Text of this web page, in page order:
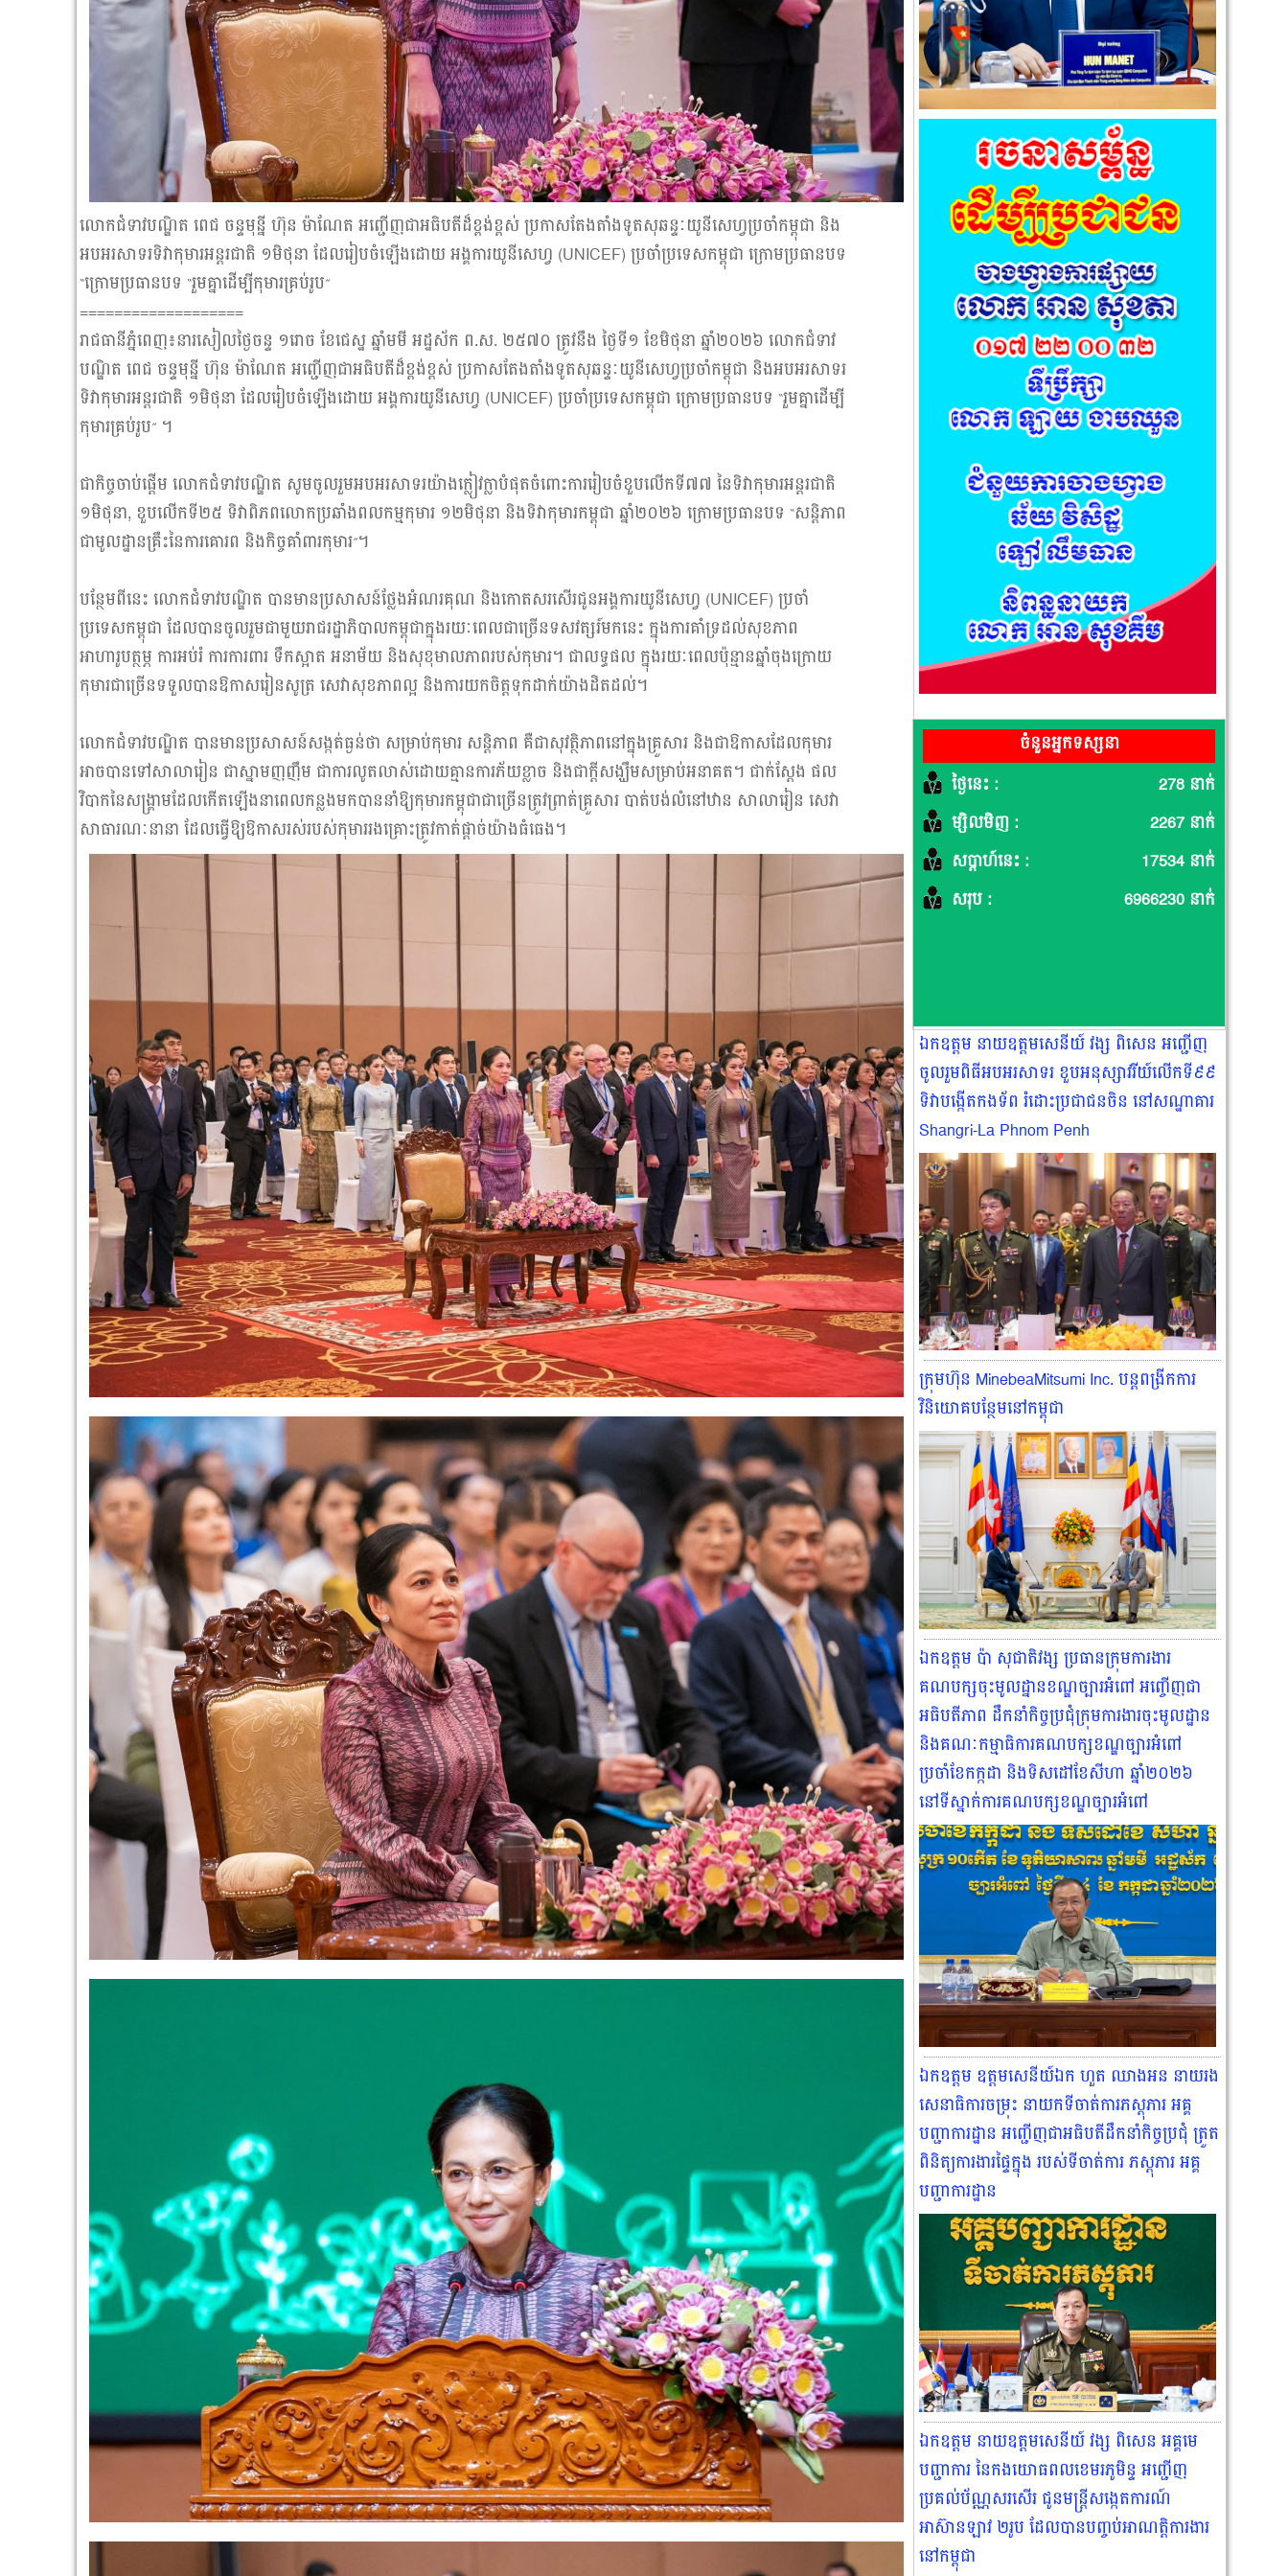
លោកជំទាវបណ្ឌិត ពេជ ចន្ទមុន្នី ហ៊ុន ម៉ាណែត អញ្ជើញជាអធិបតីដ៏ខ្ពង់ខ្ពស់ ប្រកាសតែងតាំងទូតសុឆន្ទៈយូនីសេហ្វប្រចាំកម្ពុជា និង
អបអរសាទរទិវាកុមារអន្តរជាតិ ១មិថុនា ដែលរៀបចំឡើងដោយ អង្គការយូនីសេហ្វ (UNICEF) ប្រចាំប្រទេសកម្ពុជា ក្រោមប្រធានបទ
“ក្រោមប្រធានបទ “រួមគ្នាដើម្បីកុមារគ្រប់រូប”
===================
រាជធានីភ្នំពេញ៖នារសៀលថ្ងៃចន្ទ ១រោច ខែជេស្ឋ ឆ្នាំមមី អដ្ឋស័ក ព.ស. ២៥៧០ ត្រូវនឹង ថ្ងៃទី១ ខែមិថុនា ឆ្នាំ២០២៦ លោកជំទាវ
បណ្ឌិត ពេជ ចន្ទមុន្នី ហ៊ុន ម៉ាណែត អញ្ជើញជាអធិបតីដ៏ខ្ពង់ខ្ពស់ ប្រកាសតែងតាំងទូតសុឆន្ទៈយូនីសេហ្វប្រចាំកម្ពុជា និងអបអរសាទរ
ទិវាកុមារអន្តរជាតិ ១មិថុនា ដែលរៀបចំឡើងដោយ អង្គការយូនីសេហ្វ (UNICEF) ប្រចាំប្រទេសកម្ពុជា ក្រោមប្រធានបទ “រួមគ្នាដើម្បី
កុមារគ្រប់រូប” ។
ជាកិច្ចចាប់ផ្តើម លោកជំទាវបណ្ឌិត សូមចូលរួមអបអរសាទរយ៉ាងក្លៀវក្លាបំផុតចំពោះការរៀបចំខួបលើកទី៧៧ នៃទិវាកុមារអន្តរជាតិ
១មិថុនា, ខួបលើកទី២៥ ទិវាពិភពលោកប្រឆាំងពលកម្មកុមារ ១២មិថុនា និងទិវាកុមារកម្ពុជា ឆ្នាំ២០២៦ ក្រោមប្រធានបទ “សន្តិភាព
ជាមូលដ្ឋានគ្រឹះនៃការគោរព និងកិច្ចគាំពារកុមារ”។
បន្ថែមពីនេះ លោកជំទាវបណ្ឌិត បានមានប្រសាសន៍ថ្លែងអំណរគុណ និងកោតសរសើរជូនអង្គការយូនីសេហ្វ (UNICEF) ប្រចាំ
ប្រទេសកម្ពុជា ដែលបានចូលរួមជាមួយរាជរដ្ឋាភិបាលកម្ពុជាក្នុងរយៈពេលជាច្រើនទសវត្សរ៍មកនេះ ក្នុងការគាំទ្រដល់សុខភាព
អាហារូបត្ថម្ភ ការអប់រំ ការការពារ ទឹកស្អាត អនាម័យ និងសុខុមាលភាពរបស់កុមារ។ ជាលទ្ធផល ក្នុងរយៈពេលប៉ុន្មានឆ្នាំចុងក្រោយ
កុមារជាច្រើនទទួលបានឱកាសរៀនសូត្រ សេវាសុខភាពល្អ និងការយកចិត្តទុកដាក់យ៉ាងដិតដល់។
លោកជំទាវបណ្ឌិត បានមានប្រសាសន៍សង្កត់ធ្ងន់ថា សម្រាប់កុមារ សន្តិភាព គឺជាសុវត្ថិភាពនៅក្នុងគ្រួសារ និងជាឱកាសដែលកុមារ
អាចបានទៅសាលារៀន ជាស្នាមញញឹម ជាការលូតលាស់ដោយគ្មានការភ័យខ្លាច និងជាក្តីសង្ឃឹមសម្រាប់អនាគត។ ជាក់ស្តែង ផល
វិបាកនៃសង្គ្រាមដែលកើតឡើងនាពេលកន្លងមកបាននាំឱ្យកុមារកម្ពុជាជាច្រើនត្រូវព្រាត់គ្រួសារ បាត់បង់លំនៅឋាន សាលារៀន សេវា
សាធារណៈនានា ដែលធ្វើឱ្យឱកាសរស់របស់កុមាររងគ្រោះត្រូវកាត់ផ្តាច់យ៉ាងធំធេង។
ចំនួនអ្នកទស្សនា
ថ្ងៃនេះ :
278 នាក់
ម្សិលមិញ :
2267 នាក់
សប្តាហ៍នេះ :
17534 នាក់
សរុប :
6966230 នាក់
ឯកឧត្តម នាយឧត្ដមសេនីយ៍ វង្ស ពិសេន អញ្ជើញ
ចូលរួមពិធីអបអរសាទរ ខួបអនុស្សាវរីយ៍លេីកទី៩៩
ទិវាបង្កេីតកងទ័ព រំដោះប្រជាជនចិន នៅសណ្ឋាគារ
Shangri-La Phnom Penh
ក្រុមហ៊ុន MinebeaMitsumi Inc. បន្តពង្រីកការ
វិនិយោគបន្ថែមនៅកម្ពុជា
ឯកឧត្តម ប៉ា សុជាតិវង្ស ប្រធានក្រុមការងារ
គណបក្សចុះមូលដ្នានខណ្ឌច្បារអំពៅ អញ្ចើញជា
អធិបតីភាព ដឹកនាំកិច្ចប្រជុំក្រុមការងារចុះមូលដ្ឋាន
និងគណៈកម្មាធិការគណបក្សខណ្ឌច្បារអំពៅ
ប្រចាំខែកក្កដា និងទិសដៅខែសីហា ឆ្នាំ២០២៦
នៅទីស្នាក់ការគណបក្សខណ្ឌច្បារអំពៅ
ឯកឧត្តម ឧត្ដមសេនីយ៍ឯក ហួត ឈាងអន នាយរង
សេនាធិការចម្រុះ នាយកទីចាត់ការភស្តុភារ អគ្គ
បញ្ជាការដ្ឋាន អញ្ជើញជាអធិបតីដឹកនាំកិច្ចប្រជុំ ត្រួត
ពិនិត្យការងារផ្ទៃក្នុង របស់ទីចាត់ការ ភស្តុភារ អគ្គ
បញ្ជាការដ្ឋាន
ឯកឧត្តម នាយឧត្តមសេនីយ៍ វង្ស ពិសេន អគ្គមេ
បញ្ជាការ នៃកងយោធពលខេមរភូមិន្ទ អញ្ជើញ
ប្រគល់ប័ណ្ណសរសើរ ជូនមន្ត្រីសង្កេតការណ៍
អាស៊ានឡាវ ២រូប ដែលបានបញ្ចប់អាណត្តិការងារ
នៅកម្ពុជា